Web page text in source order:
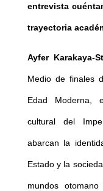
entrevista
trayectoria
Ayfer Karakaya-
Medio de finales
Edad Moderna,
cultural del
abarcan la
Estado y la
mundos